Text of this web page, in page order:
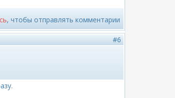
, чтобы отправлять комментарии
#6